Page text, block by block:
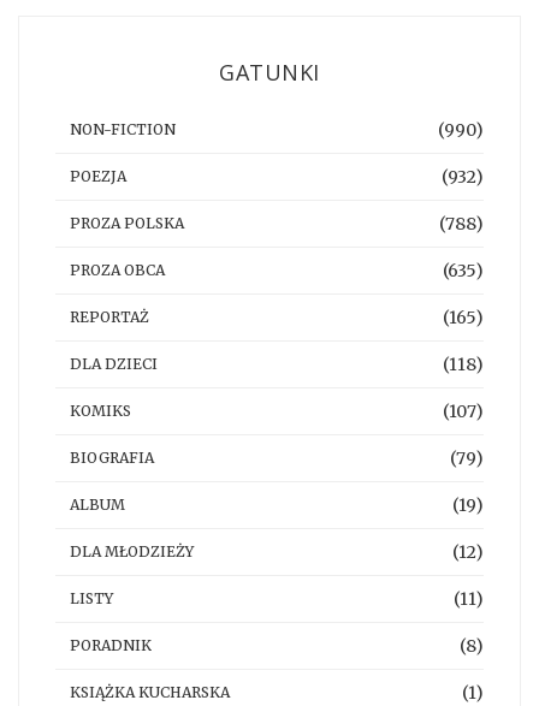
GATUNKI
NON-FICTION (990)
POEZJA (932)
PROZA POLSKA (788)
PROZA OBCA (635)
REPORTAŻ (165)
DLA DZIECI (118)
KOMIKS (107)
BIOGRAFIA (79)
ALBUM (19)
DLA MŁODZIEŻY (12)
LISTY (11)
PORADNIK (8)
KSIĄŻKA KUCHARSKA (1)